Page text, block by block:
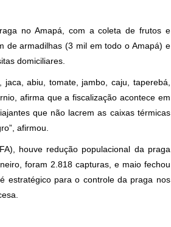
no Amapá, com a coleta de frutos e
de armadilhas (3 mil em todo o Amapá) e
domiciliares.
abiu, tomate, jambo, caju, taperebá,
afirma que a fiscalização acontece em
que não lacrem as caixas térmicas
afirmou.
houve redução populacional da praga
foram 2.818 capturas, e maio fechou
estratégico para o controle da praga nos